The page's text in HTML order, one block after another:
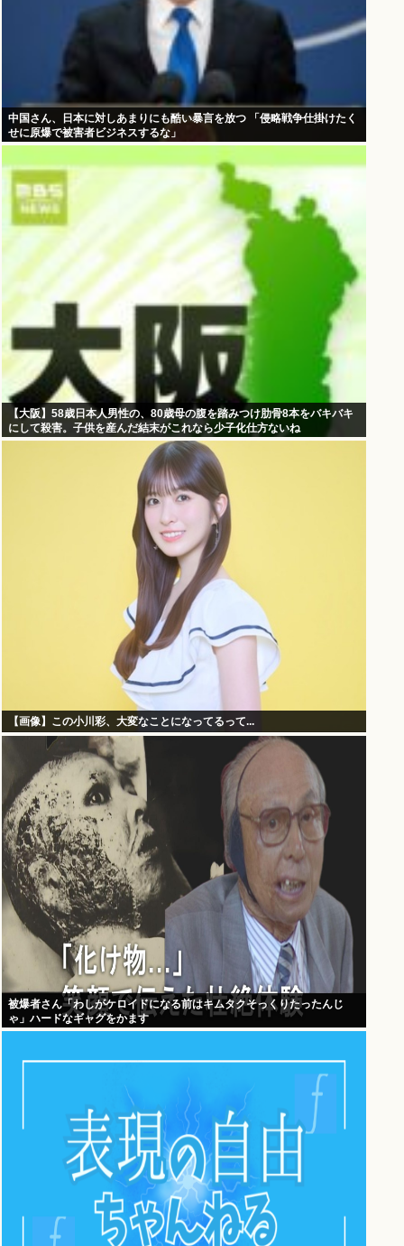
中国さん、日本に対しあまりにも酷い暴言を放つ 「侵略戦争仕掛けたく
せに原爆で被害者ビジネスするな」
【大阪】58歳日本人男性の、80歳母の腹を踏みつけ肋骨8本をバキバキ
にして殺害。子供を産んだ結末がこれなら少子化仕方ないね
【画像】この小川彩、大変なことになってるって...
被爆者さん「わしがケロイドになる前はキムタクそっくりたったんじ
ゃ」ハードなギャグをかます